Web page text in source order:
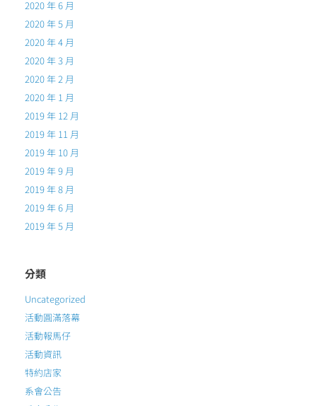
2020 年 6 月
2020 年 5 月
2020 年 4 月
2020 年 3 月
2020 年 2 月
2020 年 1 月
2019 年 12 月
2019 年 11 月
2019 年 10 月
2019 年 9 月
2019 年 8 月
2019 年 6 月
2019 年 5 月
分類
Uncategorized
活動圓滿落幕
活動報馬仔
活動資訊
特約店家
系會公告